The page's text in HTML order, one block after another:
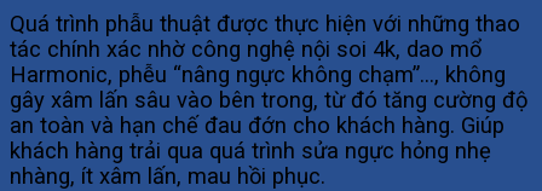
Quá trình phẫu thuật được thực hiện với những thao
tác chính xác nhờ công nghệ nội soi 4k, dao mổ
Harmonic, phễu “nâng ngực không chạm”…, không
gây xâm lấn sâu vào bên trong, từ đó tăng cường độ
an toàn và hạn chế đau đớn cho khách hàng. Giúp
khách hàng trải qua quá trình sửa ngực hỏng nhẹ
nhàng, ít xâm lấn, mau hồi phục.